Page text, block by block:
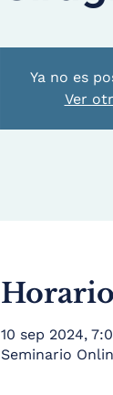
Ya no es
Ver
10 sep 2024,
Seminario